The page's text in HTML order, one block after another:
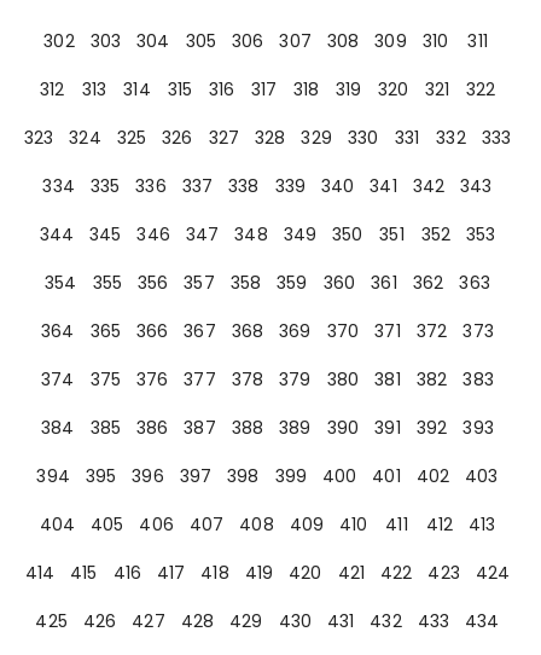
302
303 304 305 306 307 308 309 310
311
312
313 314 315 316 317 318 319 320 321
322
323
324 325 326 327 328 329 330 331 332
333
334
335 336 337 338 339 340 341 342
343
344
345 346 347 348 349 350 351 352
353
354
355 356 357 358 359 360 361 362
363
364
365 366 367 368 369 370 371 372
373
374
375 376 377 378 379 380 381 382
383
384
385 386 387 388 389 390 391 392
393
394
395 396 397 398 399 400 401 402
403
404
405 406 407 408 409 410 411 412
413
414
415 416 417 418 419 420 421 422 423
424
425
426 427 428 429 430 431 432 433
434